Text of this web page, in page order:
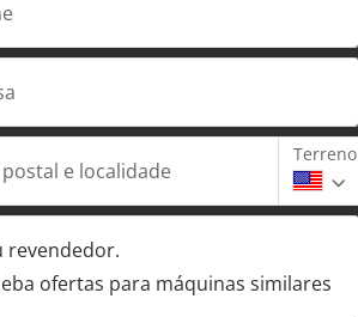
e localidade
Terreno
revendedor.
ofertas para máquinas similares